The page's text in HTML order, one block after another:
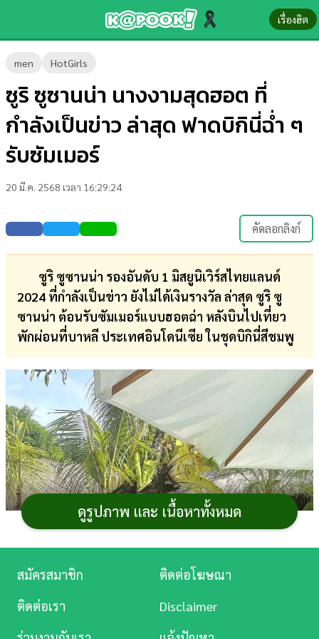
เรื่องฮิต
men HotGirls
ซูริ ซูซานน่า นางงามสุดฮอต ที่
กำลังเป็นข่าว ล่าสุด ฟาดบิกินี่ฉ่ำ ๆ
รับซัมเมอร์
20 มี.ค. 2568 เวลา 16:29:24
คัดลอกลิงก์
ซูริ ซูซานน่า รองอันดับ 1 มิสยูนิเวิร์สไทยแลนด์
2024 ที่กำลังเป็นข่าว ยังไม่ได้เงินรางวัล ล่าสุด ซูริ ซู
ซานน่า ต้อนรับซัมเมอร์แบบฮอตฉ่า หลังบินไปเที่ยว
พักผ่อนที่บาหลี ประเทศอินโดนีเซีย ในชุดบิกินี่สีชมพู
ดูรูปภาพ และ เนื้อหาทั้งหมด
ข่าว-
ความ
รู้
บันเทิง
ตรวจ
หวย
บอล
สด
การ
ศึกษา
บันเทิง
ดู
หนัง
สมัครสมาชิก
ติดต่อโฆษณา
ติดต่อเรา
Disclaimer